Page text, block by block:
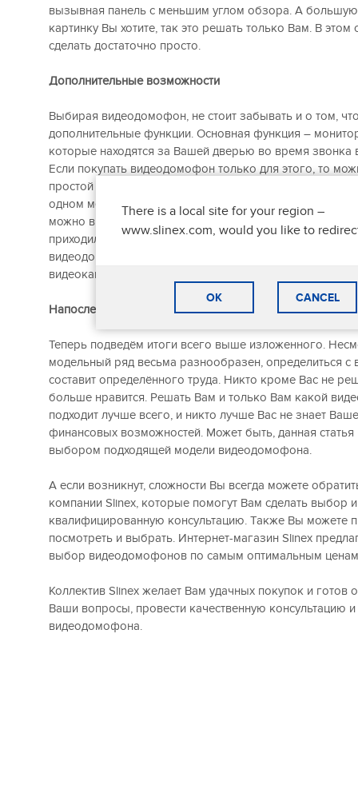
вызывная панель с меньшим углом обзора. А
картинку Вы хотите, так это решать только Вам. В этом
сделать достаточно просто.
Дополнительные возможности
Выбирая видеодомофон, не стоит забывать и о том,
дополнительные функции. Основная функция –
которые находятся за Вашей дверью во время звонка
Если покупать видеодомофон только для этого, то
простой модели. Однако производители
одном месте, а постоянно совершенствуют свою
можно выбрать модель с памятью, то есть, если Вас
приходили посетители, кто это был, Вы можете узнать,
видеодомофона. Также возможно подключать
видеокамеры, помимо той, которая идёт с вызывной
Напоследок
Теперь подведём итоги всего выше изложенного.
модельный ряд весьма разнообразен, определиться
составит определённого труда. Никто кроме Вас не
больше нравится. Решать Вам и только Вам какой
подходит лучше всего, и никто лучше Вас не знает
финансовых возможностей. Может быть, данная
выбором подходящей модели видеодомофона.
А если возникнут, сложности Вы всегда можете
компании Slinex, которые помогут Вам сделать выбор и
квалифицированную консультацию. Также Вы можете
посмотреть и выбрать. Интернет-магазин Slinex
выбор видеодомофонов по самым оптимальным
Коллектив Slinex желает Вам удачных покупок и готов
Ваши вопросы, провести качественную консультацию
видеодомофона.
There is a local site for your region –
www.slinex.com, would you like to
OK CANCEL